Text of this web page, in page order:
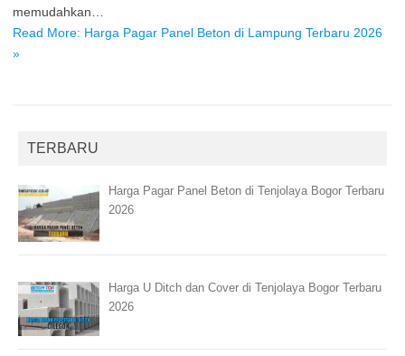
memudahkan…
Read More: Harga Pagar Panel Beton di Lampung Terbaru 2026
»
TERBARU
Harga Pagar Panel Beton di Tenjolaya Bogor Terbaru
2026
Harga U Ditch dan Cover di Tenjolaya Bogor Terbaru
2026